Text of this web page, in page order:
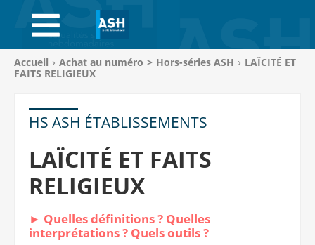
ACCUEIL
ABONNEMENTS
ACHAT AU NUMÉRO
LIBRAIRIE
PAGE ENTREPRISE
ANNONCES
CV-THÈQUE
Vous
êtes
Accueil Achat au numéro > Hors-séries ASH
LAÏCITÉ ET
FAITS RELIGIEUX
HS ASH ÉTABLISSEMENTS
LAÏCITÉ ET FAITS
RELIGIEUX
► Quelles définitions ? Quelles
interprétations ? Quels outils ?